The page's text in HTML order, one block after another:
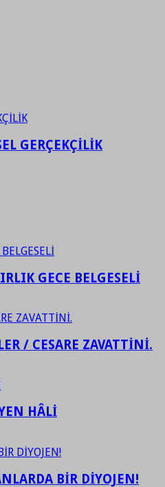
GERÇEKÇİLİK
GECE BELGESELİ
/ CESARE ZAVATTİNİ.
HÂLİ
BİR DİYOJEN!